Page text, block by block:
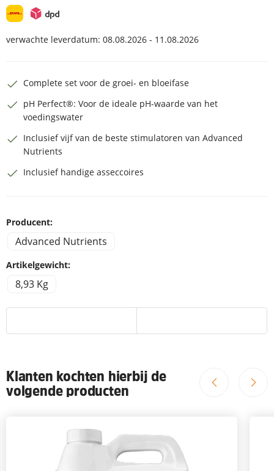
verwachte leverdatum: 08.08.2026 - 11.08.2026
Complete set voor de groei- en bloeifase
pH Perfect®: Voor de ideale pH-waarde van het
voedingswater
Inclusief vijf van de beste stimulatoren van Advanced
Nutrients
Inclusief handige asseccoires
Producent:
Advanced Nutrients
Artikelgewicht:
8,93 Kg
Klanten kochten hierbij de
volgende producten